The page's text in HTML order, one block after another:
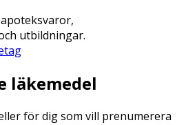
utbildningar.
läkemedel
för dig som vill prenumerera